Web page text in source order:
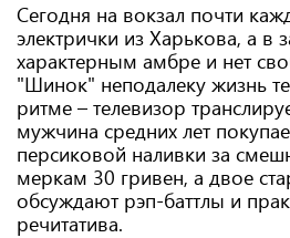
Сегодня на вокзал почти
электрички из Харькова, а в
характерным амбре и нет
"Шинок" неподалеку жизнь
ритме – телевизор
мужчина средних лет
персиковой наливки за
меркам 30 гривен, а двое
обсуждают рэп-баттлы и
речитатива.